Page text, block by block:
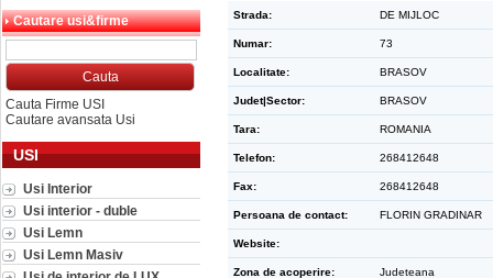
Cautare usi&firme
Cauta Firme USI
Cautare avansata Usi
USI
Usi Interior
Usi interior - duble
Usi Lemn
Usi Lemn Masiv
Strada: DE MIJLOC
Numar: 73
Localitate: BRASOV
Judet|Sector: BRASOV
Tara: ROMANIA
Telefon: 268412648
Fax: 268412648
Persoana de contact: FLORIN GRADINAR
Website:
Zona de acoperire: Judeteana